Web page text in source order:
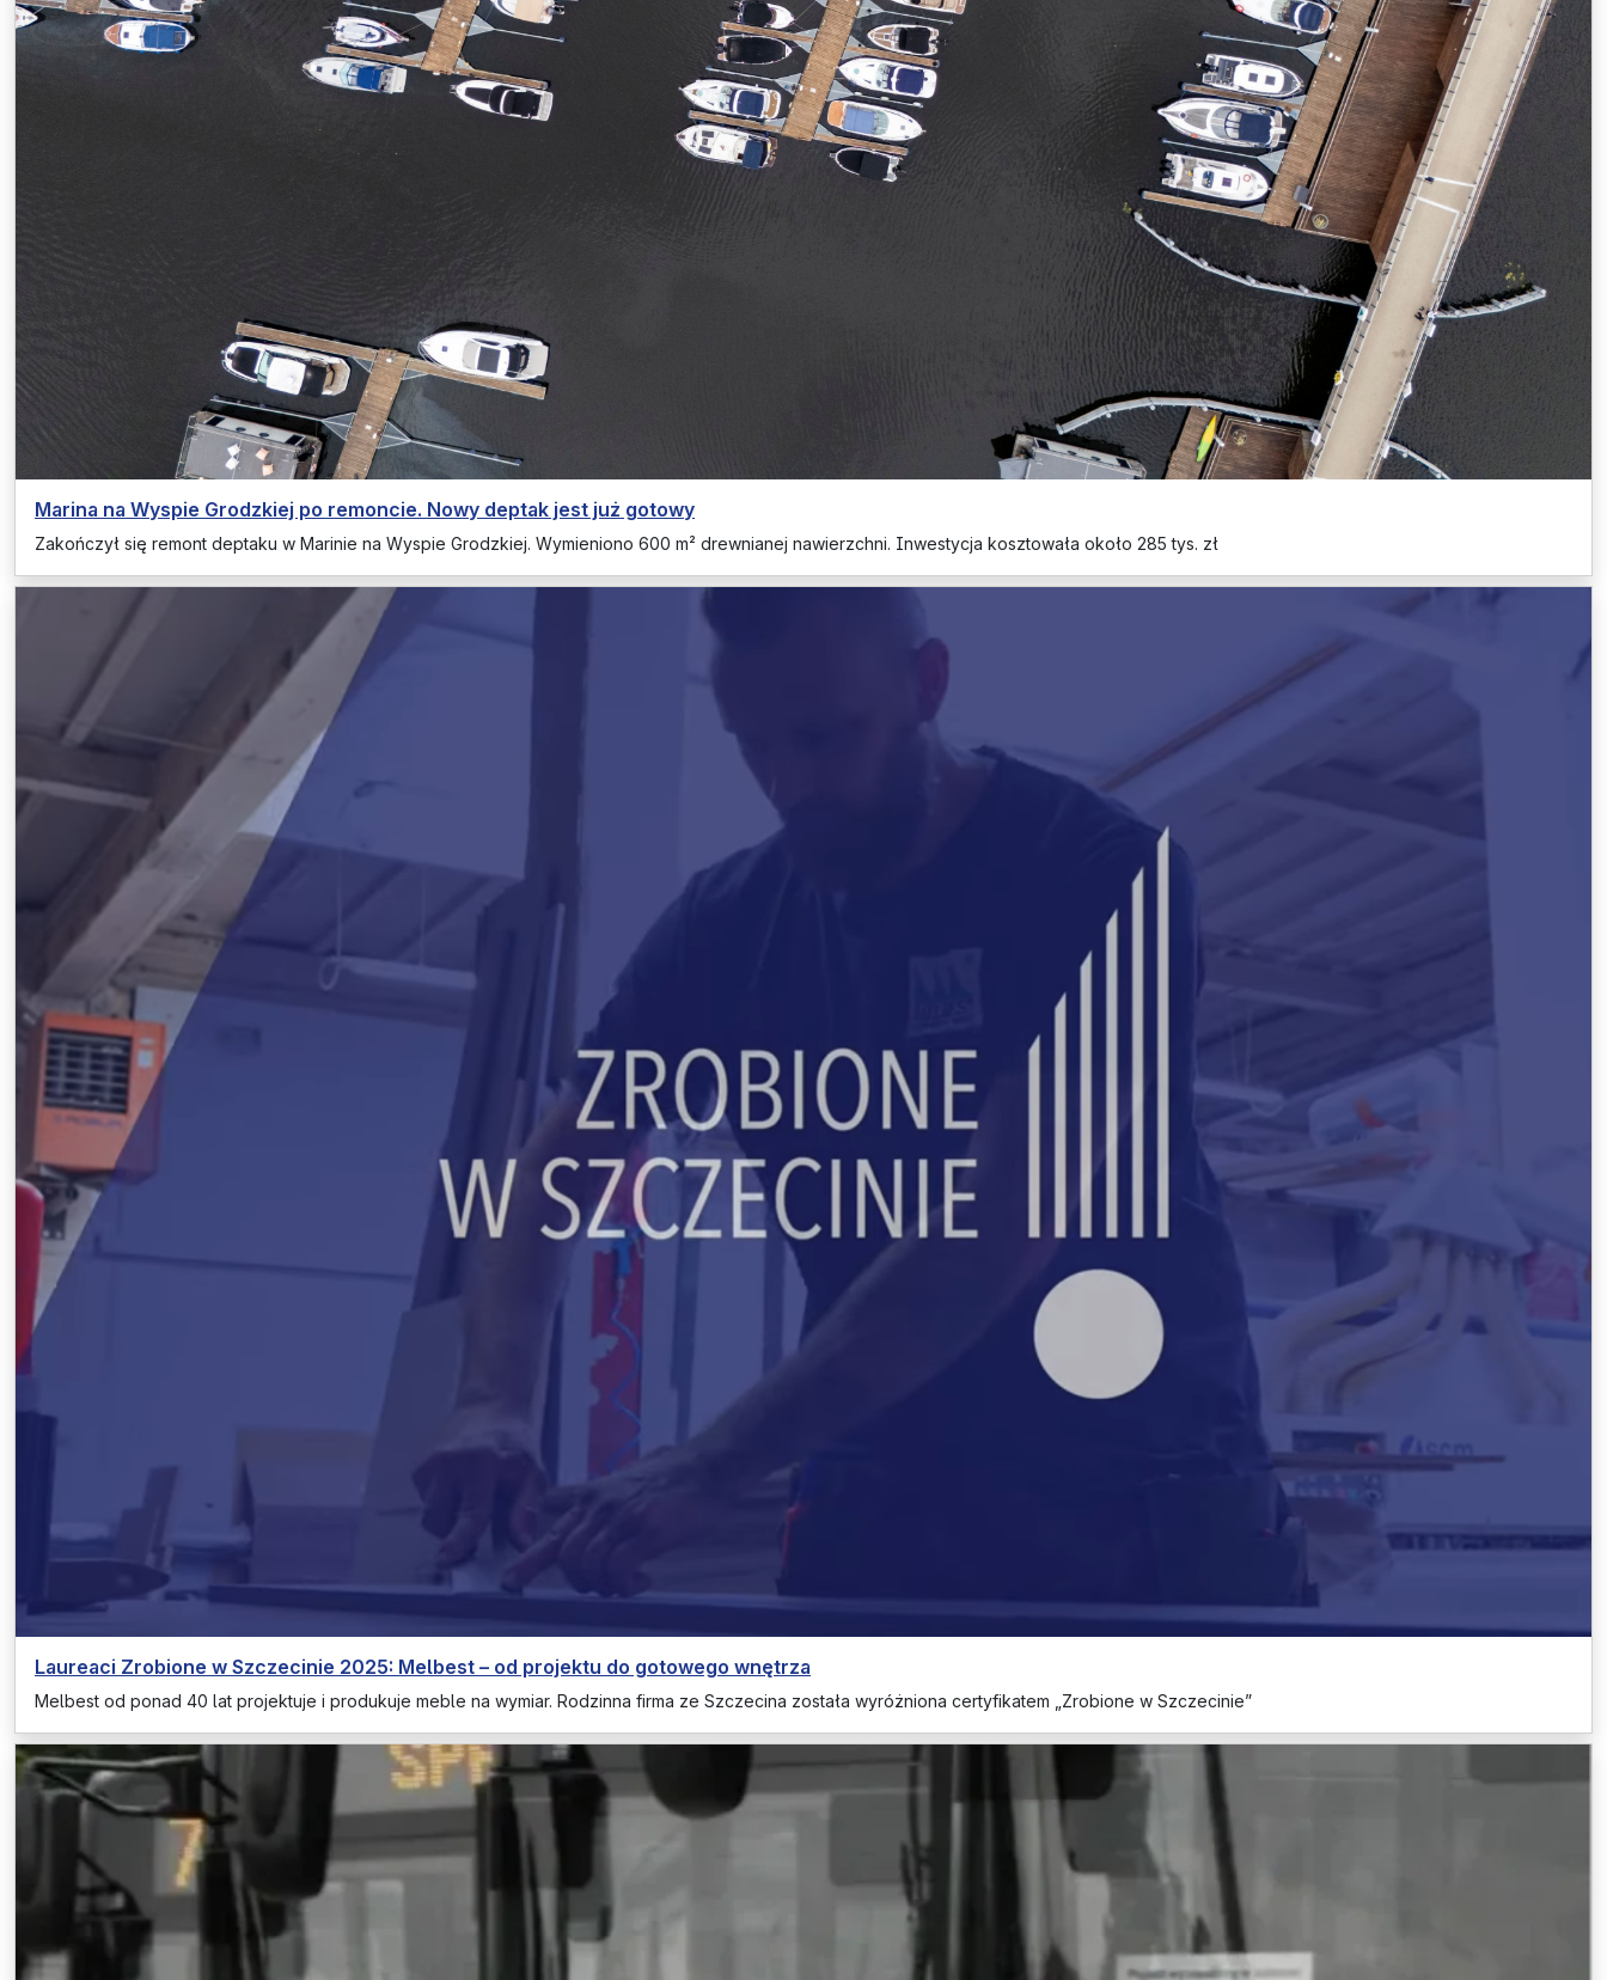
Marina na Wyspie Grodzkiej po remoncie. Nowy deptak jest już gotowy
Zakończył się remont deptaku w Marinie na Wyspie Grodzkiej. Wymieniono 600 m² drewnianej nawierzchni. Inwestycja kosztowała około 285 tys. zł
Laureaci Zrobione w Szczecinie 2025: Melbest – od projektu do gotowego wnętrza
Melbest od ponad 40 lat projektuje i produkuje meble na wymiar. Rodzinna firma ze Szczecina została wyróżniona certyfikatem „Zrobione w Szczecinie”